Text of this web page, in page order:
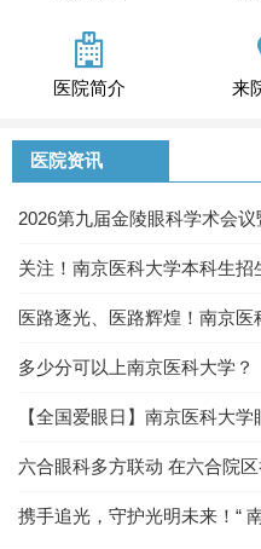
医院简介 来
医院资讯
2026第九届金陵眼科学术会
及眼底病诊疗新进展学习班圆
关注！南京医科大学本科生招
医路逐光、医路辉煌！南京
多少分可以上南京医科大学？
【全国爱眼日】南京医科大
动守护“心灵之窗”
六合眼科多方联动 在六合院
携手追光，守护光明未来！“